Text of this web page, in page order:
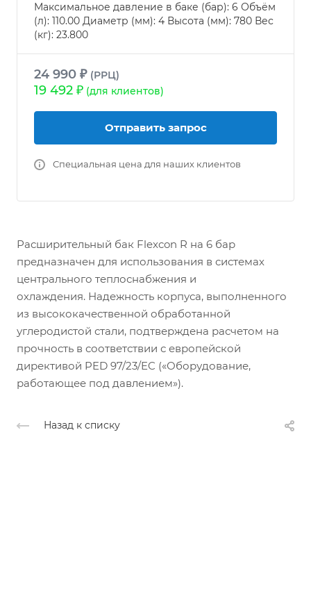
Максимальное давление в баке (бар): 6 Объём
(л): 110.00 Диаметр (мм): 4 Высота (мм): 780 Вес
(кг): 23.800
24 990 ₽ (РРЦ)
19 492 ₽ (для клиентов)
Отправить запрос
Специальная цена для наших клиентов
Расширительный бак Flexcon R на 6 бар
предназначен для использования в системах
центрального теплоснабжения и
охлаждения. Надежность корпуса, выполненного
из высококачественной обработанной
углеродистой стали, подтверждена расчетом на
прочность в соответствии с европейской
директивой PED 97/23/EC («Оборудование,
работающее под давлением»).
Назад к списку